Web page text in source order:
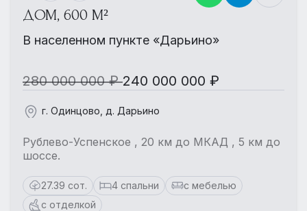
ДОМ, 600 М²
В населенном пункте «Дарьино»
280 000 000 ₽240 000 000 ₽
г. Одинцово, д. Дарьино
Рублево-Успенское , 20 км до МКАД , 5 км до
шоссе.
27.39 сот. 4 спальни
с мебелью
с отделкой